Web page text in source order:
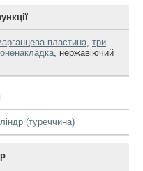
пластина три
нержавіючий
(туреччина)